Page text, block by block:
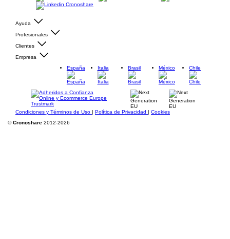
Ayuda
Profesionales
Clientes
Empresa
España
Italia Brasil México Chile
Condiciones y Términos de Uso | Política de Privacidad | Cookies
©Cronoshare 2012-2026